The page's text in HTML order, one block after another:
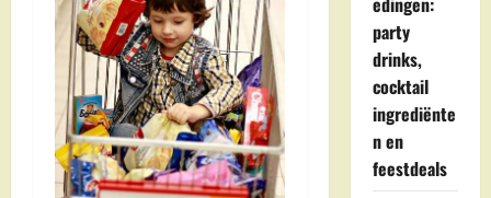
party
drinks,
cocktail
ingrediënte
n en
feestdeals